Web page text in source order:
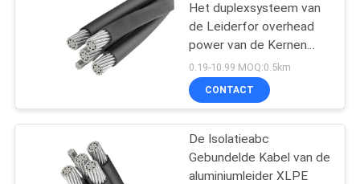
Brandwerende kabel
108
Het duplexsysteem van
de Leiderfor overhead
power van de Kernen
Lucht Gebundelde Kabel
ACSR
0.19-10.99 MOQ:0.5km
CONTACT
De Isolatieabc
Gebundelde Kabel van de
aluminiumleider XLPE